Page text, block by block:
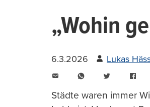
„Wohin
6.3.2026 Lukas
WhatsAppTwitter
Städte waren immer